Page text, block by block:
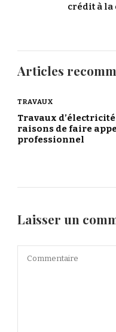
crédit à
Articles
TRAVAUX
Travaux d’électricité
raisons de faire
professionnel
Laisser un